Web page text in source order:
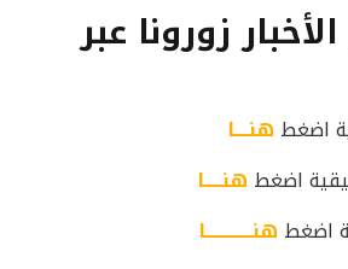
زورونا عبر
اضغط هنــــا
اضغط هنـــــا
اضغط هنـــــــــــــا